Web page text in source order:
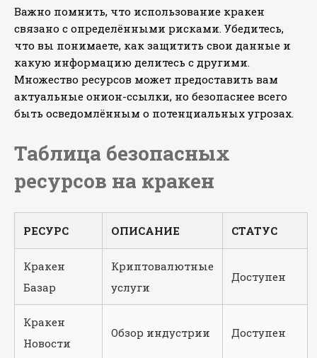
Важно помнить, что использование кракен
связано с определёнными рисками. Убедитесь,
что вы понимаете, как защитить свои данные и
какую информацию делитесь с другими.
Множество ресурсов может предоставить вам
актуальные онион-ссылки, но безопаснее всего
быть осведомлённым о потенциальных угрозах.
Таблица безопасных
ресурсов на кракен
РЕСУРС ОПИСАНИЕ СТАТУС
Кракен
Базар
Криптовалютные
услуги
Доступен
Кракен
Новости
Обзор индустрии Доступен